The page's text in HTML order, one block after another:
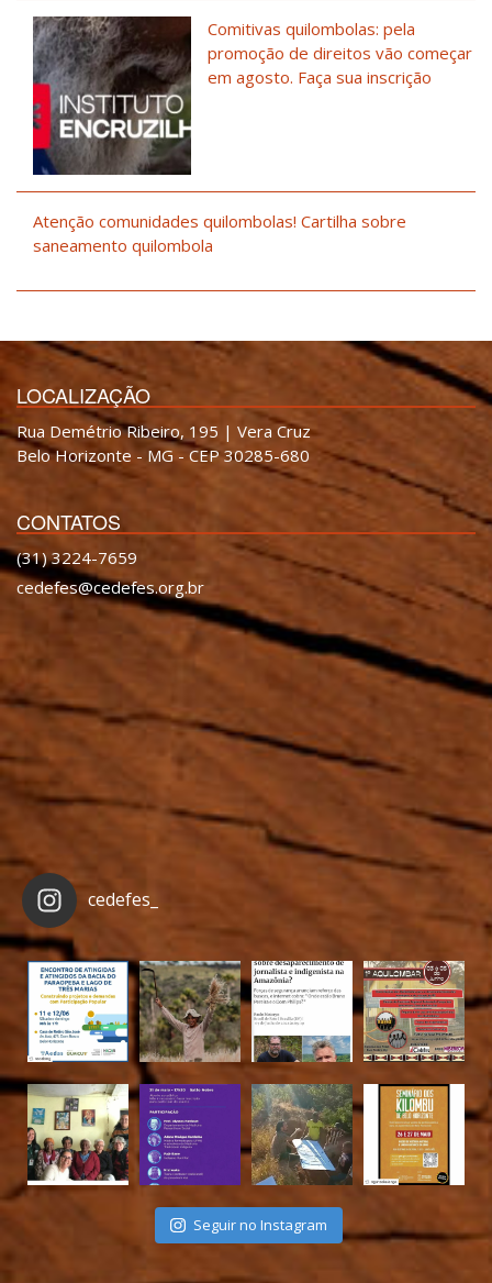
Comitivas quilombolas: pela
promoção de direitos vão começar
em agosto. Faça sua inscrição
Atenção comunidades quilombolas! Cartilha sobre
saneamento quilombola
LOCALIZAÇÃO
Rua Demétrio Ribeiro, 195 | Vera Cruz
Belo Horizonte - MG - CEP 30285-680
CONTATOS
(31) 3224-7659
cedefes@cedefes.org.br
cedefes_
Seguir no Instagram